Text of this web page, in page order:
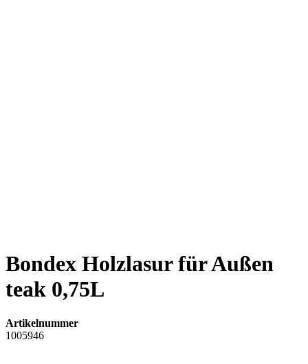
Bondex Holzlasur für Außen
teak 0,75L
Artikelnummer
1005946